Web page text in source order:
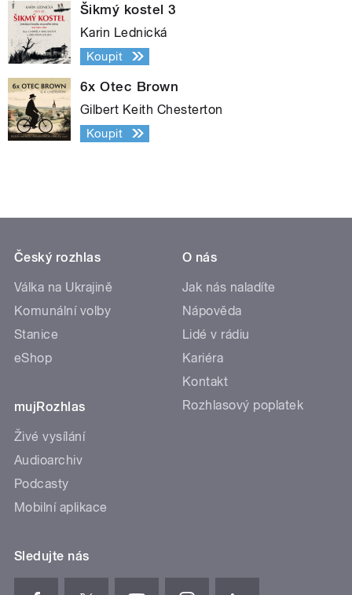
Šikmý kostel 3
Karin Lednická
Koupit
6x Otec Brown
Gilbert Keith Chesterton
Koupit
Český rozhlas
Válka na Ukrajině
Komunální volby
Stanice
eShop
mujRozhlas
Živé vysílání
Audioarchiv
Podcasty
Mobilní aplikace
O nás
Jak nás naladíte
Nápověda
Lidé v rádiu
Kariéra
Kontakt
Rozhlasový poplatek
Sledujte nás